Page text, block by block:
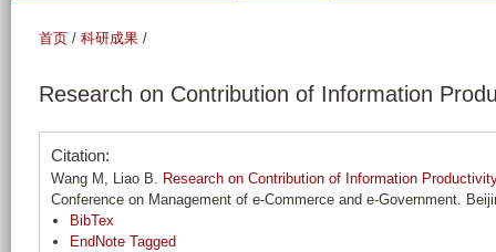
分
首页 / 科研成果 /
Research on Contribution of Information
Citation:
Wang M, Liao B. Research on Contribution of Information
Conference on Management of e-Commerce and e-Government.
BibTex
EndNote Tagged